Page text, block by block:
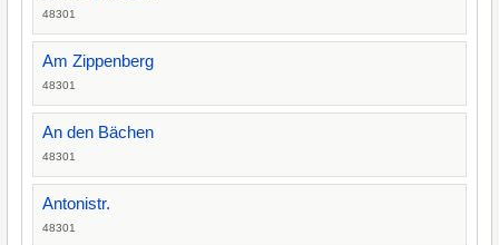
48301
Am Zippenberg
48301
An den Bächen
48301
Antonistr.
48301